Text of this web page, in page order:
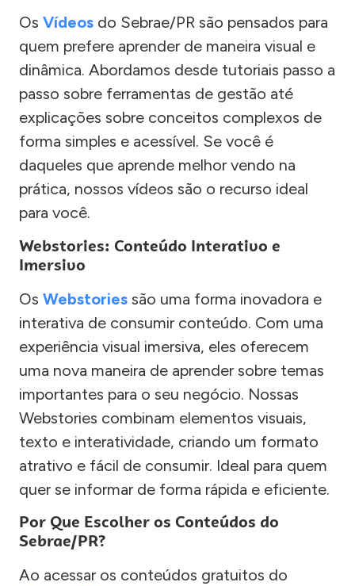
Os Vídeos do Sebrae/PR são pensados para
quem prefere aprender de maneira visual e
dinâmica. Abordamos desde tutoriais passo a
passo sobre ferramentas de gestão até
explicações sobre conceitos complexos de
forma simples e acessível. Se você é
daqueles que aprende melhor vendo na
prática, nossos vídeos são o recurso ideal
para você.
Webstories: Conteúdo Interativo e
Imersivo
Os Webstories são uma forma inovadora e
interativa de consumir conteúdo. Com uma
experiência visual imersiva, eles oferecem
uma nova maneira de aprender sobre temas
importantes para o seu negócio. Nossas
Webstories combinam elementos visuais,
texto e interatividade, criando um formato
atrativo e fácil de consumir. Ideal para quem
quer se informar de forma rápida e eficiente.
Por Que Escolher os Conteúdos do
Sebrae/PR?
Ao acessar os conteúdos gratuitos do